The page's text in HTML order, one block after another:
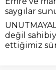
saygılar
değil
ettiğimiz